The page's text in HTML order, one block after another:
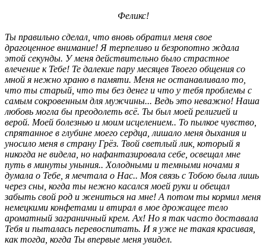
Феликс!
Ты правильно сделал, что вновь обратил меня свое
драгоценное внимание! Я терпеливо и безропотно ждала
этой секунды. У меня действительно было страстное
влечение к Тебе! Те далекие пару месяцев Твоего общения со
мной я нежно храню в памяти. Меня не останавливало то,
что ты старый, что ты без денег и что у тебя проблемы с
самым сокровенным для мужчины... Ведь это неважно! Наша
любовь могла бы преодолеть всё. Ты был моей религией и
верой. Моей болезнью и моим исцелением.. То пылкое чувство,
спрятанное в глубине моего сердца, лишало меня дыхания и
уносило меня в страну Грёз. Твой светлый лик, который я
никогда не видела, но нафантазировала себе, освещал мне
путь в минуты уныния.. Холодными и темными ночами я
думала о Тебе, я мечтала о Нас.. Моя связь с Тобою была лишь
через сны, когда ты нежно касался моей руки и обещал
забыть свой род и жениться на мне! А потом ты кормил меня
немецкими конфетами и втирал в мое дрожащее тело
ароматный заграничный крем. Ах! Но я так часто доставала
Тебя и пыталась перевоспитать. И я уже не такая красивая,
как тогда, когда Ты впервые меня увидел.